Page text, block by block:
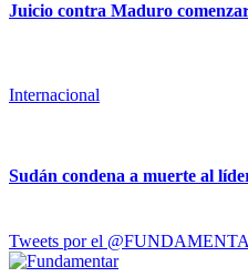
Juicio contra Maduro
Internacional
Sudán condena a muerte al
Tweets por el